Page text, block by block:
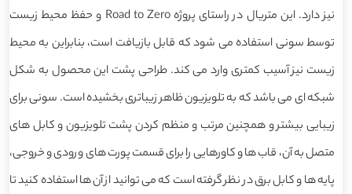
نیز دارد. این متریال در راستای پروژه Road to Zero و حفظ محیط زیست
توسط سونی استفاده می شود که قابل بازیافت است، بنابراین به محیط
زیست نیز آسیب کمتری وارد می کند. طراحی پشت این محصول به شکل
شبکه ای می باشد که به تلویزیون ظاهر زیباتری بخشیده است. سونی برای
زیبایی بیشتر و همچنین مرتب و منظم کردن پشت تلویزیون و کابل های
متصل به آن، قاب ها و کاورهایی را برای قسمت پورت های ورودی و خروجی،
پایه ها و کابل برق در نظر گرفته است که می توانید از آن ها استفاده کنید تا